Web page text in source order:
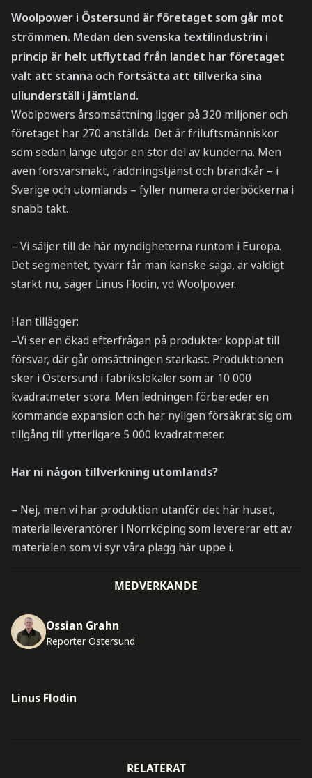
Woolpower i Östersund är företaget som går mot
strömmen. Medan den svenska textilindustrin i
princip är helt utflyttad från landet har företaget
valt att stanna och fortsätta att tillverka sina
ullunderställ i Jämtland.
Woolpowers årsomsättning ligger på 320 miljoner och
företaget har 270 anställda. Det är friluftsmänniskor
som sedan länge utgör en stor del av kunderna. Men
även försvarsmakt, räddningstjänst och brandkår – i
Sverige och utomlands – fyller numera orderböckerna i
snabb takt.
– Vi säljer till de här myndigheterna runtom i Europa.
Det segmentet, tyvärr får man kanske säga, är väldigt
starkt nu, säger Linus Flodin, vd Woolpower.
Han tillägger:
–Vi ser en ökad efterfrågan på produkter kopplat till
försvar, där går omsättningen starkast. Produktionen
sker i Östersund i fabrikslokaler som är 10 000
kvadratmeter stora. Men ledningen förbereder en
kommande expansion och har nyligen försäkrat sig om
tillgång till ytterligare 5 000 kvadratmeter.
Har ni någon tillverkning utomlands?
– Nej, men vi har produktion utanför det här huset,
materialleverantörer i Norrköping som levererar ett av
materialen som vi syr våra plagg här uppe i.
MEDVERKANDE
Ossian Grahn
Reporter Östersund
Linus Flodin
RELATERAT